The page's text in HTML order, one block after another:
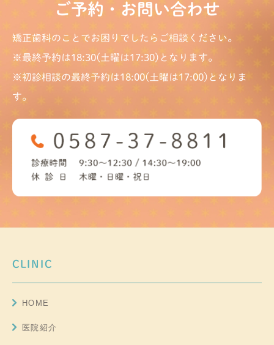
ご予約・お問い合わせ
矯正歯科のことでお困りでしたらご相談ください。
※最終予約は18:30(土曜は17:30)となります。
※初診相談の最終予約は18:00(土曜は17:00)となりま
す。
CLINIC
HOME
医院紹介